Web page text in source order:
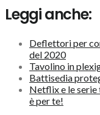
Leggi anche:
Deflettori per
del 2020
Tavolino in
Battisedia
Netflix e le serie
è per te!